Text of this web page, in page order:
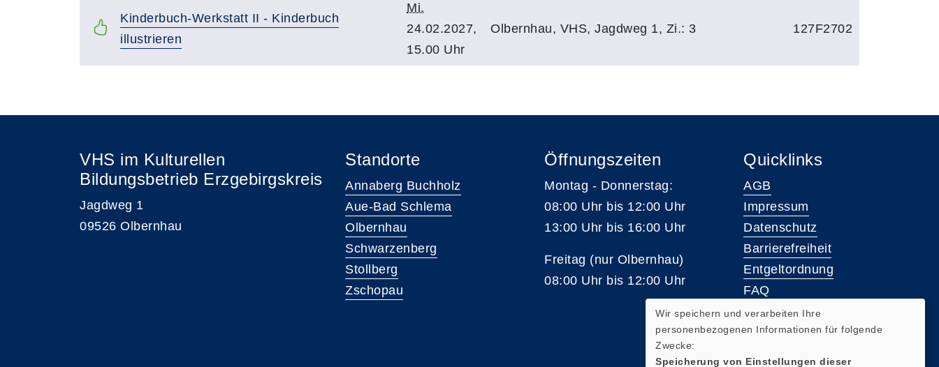
Kinderbuch-Werkstatt II - Kinderbuch
illustrieren
Mi.
24.02.2027,
15.00 Uhr
Olbernhau, VHS, Jagdweg 1, Zi.: 3 127F2702
VHS im Kulturellen
Bildungsbetrieb Erzgebirgskreis
Jagdweg 1
09526 Olbernhau
Standorte
Annaberg Buchholz
Aue-Bad Schlema
Olbernhau
Schwarzenberg
Stollberg
Zschopau
Öffnungszeiten
Montag - Donnerstag:
08:00 Uhr bis 12:00 Uhr
13:00 Uhr bis 16:00 Uhr
Freitag (nur Olbernhau)
08:00 Uhr bis 12:00 Uhr
Quicklinks
AGB
Impressum
Datenschutz
Barrierefreiheit
Entgeltordnung
FAQ
Widerrufsformular
Wir speichern und verarbeiten Ihre
personenbezogenen Informationen für folgende
Zwecke:
Speicherung von Einstellungen dieser